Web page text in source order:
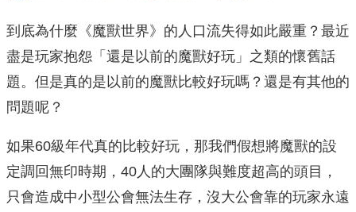
到底為什麼《魔獸世界》的人口流失得如此嚴重？最近
盡是玩家抱怨「還是以前的魔獸好玩」之類的懷舊話
題。但是真的是以前的魔獸比較好玩嗎？還是有其他的
問題呢？
如果60級年代真的比較好玩，那我們假想將魔獸的設
定調回無印時期，40人的大團隊與難度超高的頭目，
只會造成中小型公會無法生存，沒大公會靠的玩家永遠